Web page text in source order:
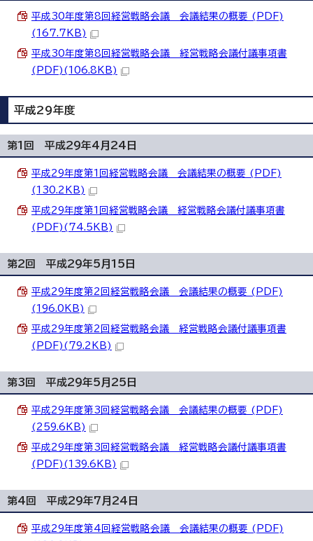
平成30年度第8回経営戦略会議 会議結果の概要 (PDF)
(167.7KB)
平成30年度第8回経営戦略会議 経営戦略会議付議事項書
(PDF)(106.8KB)
平成29年度
第1回 平成29年4月24日
平成29年度第1回経営戦略会議 会議結果の概要 (PDF)
(130.2KB)
平成29年度第1回経営戦略会議 経営戦略会議付議事項書
(PDF)(74.5KB)
第2回 平成29年5月15日
平成29年度第2回経営戦略会議 会議結果の概要 (PDF)
(196.0KB)
平成29年度第2回経営戦略会議 経営戦略会議付議事項書
(PDF)(79.2KB)
第3回 平成29年5月25日
平成29年度第3回経営戦略会議 会議結果の概要 (PDF)
(259.6KB)
平成29年度第3回経営戦略会議 経営戦略会議付議事項書
(PDF)(139.6KB)
第4回 平成29年7月24日
平成29年度第4回経営戦略会議 会議結果の概要 (PDF)